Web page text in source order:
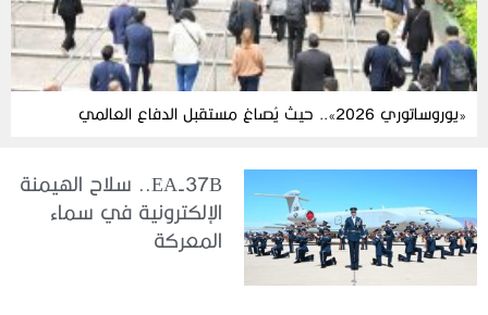
«يوروساتوري 2026».. حيث يُصاغ مستقبل الدفاع العالمي
EA-37B.. سلاح الهيمنة
الإلكترونية في سماء
المعركة